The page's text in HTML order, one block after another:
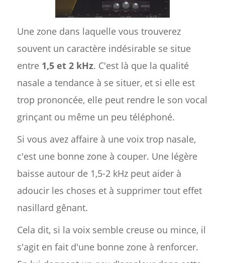
Une zone dans laquelle vous trouverez
souvent un caractère indésirable se situe
entre 1,5 et 2 kHz. C'est là que la qualité
nasale a tendance à se situer, et si elle est
trop prononcée, elle peut rendre le son vocal
grinçant ou même un peu téléphoné.
Si vous avez affaire à une voix trop nasale,
c'est une bonne zone à couper. Une légère
baisse autour de 1,5-2 kHz peut aider à
adoucir les choses et à supprimer tout effet
nasillard gênant.
Cela dit, si la voix semble creuse ou mince, il
s'agit en fait d'une bonne zone à renforcer.